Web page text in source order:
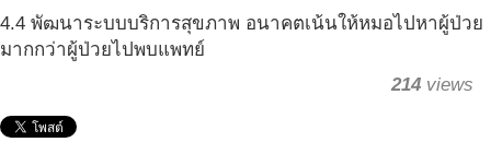
4.4 พัฒนาระบบบริการสุขภาพ อนาคตเน้นให้หมอไปหาผู้ป่วย
มากกว่าผู้ป่วยไปพบแพทย์
214 views